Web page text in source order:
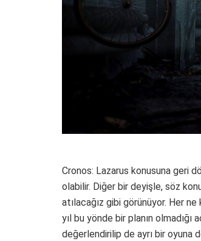
Cronos: Lazarus konusuna geri
olabilir. Diğer bir deyişle, söz
atılacağız gibi görünüyor. Her
yıl bu yönde bir planın
değerlendirilip de ayrı bir oyuna